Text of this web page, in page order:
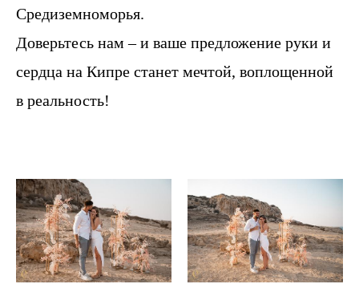
Средиземноморья.
Доверьтесь нам – и ваше предложение руки и
сердца на Кипре станет мечтой, воплощенной
в реальность!